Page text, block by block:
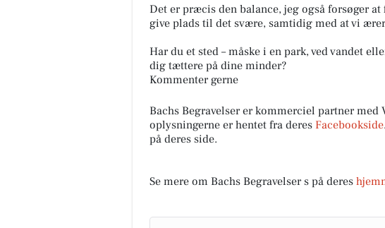
Det er præcis den balance, jeg også forsøger at
give plads til det svære, samtidig med at vi
Har du et sted – måske i en park, ved vandet
dig tættere på dine minder?
Kommenter gerne
Bachs Begravelser er kommerciel partner med
oplysningerne er hentet fra deres Facebookside
på deres side.
Se mere om Bachs Begravelser s på deres